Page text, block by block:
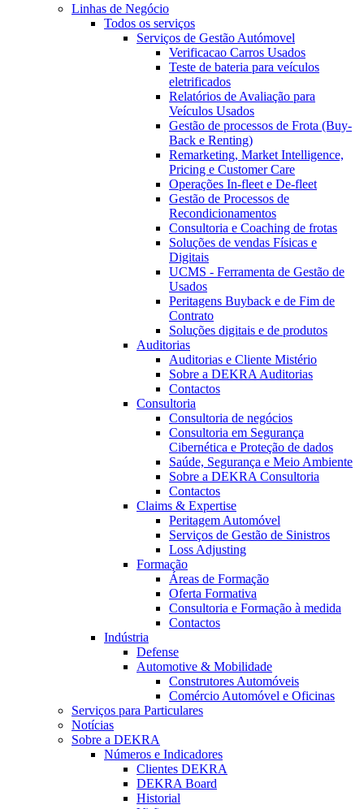
Linhas de Negócio
Todos os serviços
Serviços de Gestão Autómovel
Verificacao Carros Usados
Teste de bateria para veículos
eletrificados
Relatórios de Avaliação para
Veículos Usados
Gestão de processos de Frota (Buy-
Back e Renting)
Remarketing, Market Intelligence,
Pricing e Customer Care
Operações In-fleet e De-fleet
Gestão de Processos de
Recondicionamentos
Consultoria e Coaching de frotas
Soluções de vendas Físicas e
Digitais
UCMS - Ferramenta de Gestão de
Usados
Peritagens Buyback e de Fim de
Contrato
Soluções digitais e de produtos
Auditorias
Auditorias e Cliente Mistério
Sobre a DEKRA Auditorias
Contactos
Consultoria
Consultoria de negócios
Consultoria em Segurança
Cibernética e Proteção de dados
Saúde, Segurança e Meio Ambiente
Sobre a DEKRA Consultoria
Contactos
Claims & Expertise
Peritagem Automóvel
Serviços de Gestão de Sinistros
Loss Adjusting
Formação
Áreas de Formação
Oferta Formativa
Consultoria e Formação à medida
Contactos
Indústria
Defense
Automotive & Mobilidade
Construtores Automóveis
Comércio Automóvel e Oficinas
Serviços para Particulares
Notícias
Sobre a DEKRA
Números e Indicadores
Clientes DEKRA
DEKRA Board
Historial